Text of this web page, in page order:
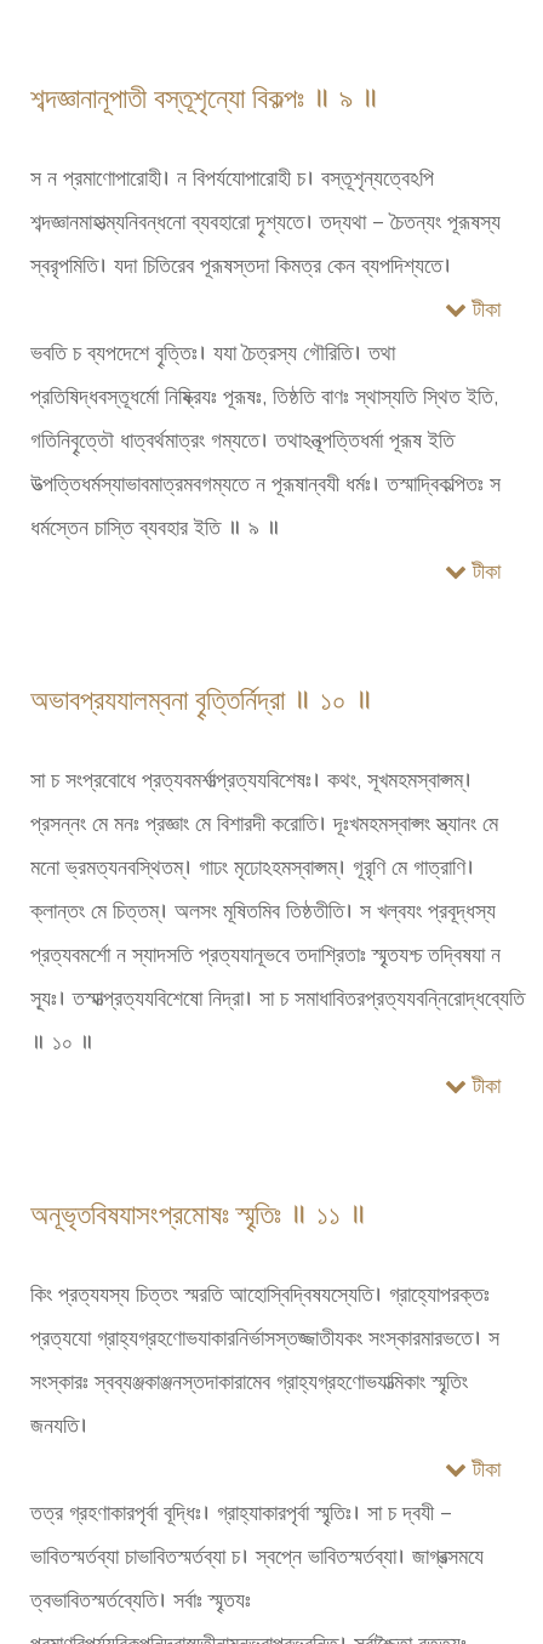
শব্দজ্ঞানানূপাতী বস্তূশৃন্যো বিকল্পঃ ॥ ৯ ॥
স ন প্রমাণোপারোহী। ন বিপর্যযোপারোহী চ। বস্তূশৃন্যত্বেঽপি
শব্দজ্ঞানমাহাত্ম্যনিবন্ধনো ব্যবহারো দৄশ্যতে। তদ্যথা – চৈতন্যং পূরূষস্য
স্বরৃপমিতি। যদা চিতিরেব পূরূষস্তদা কিমত্র কেন ব্যপদিশ্যতে।
টীকা
ভবতি চ ব্যপদেশে বৄত্তিঃ। যযা চৈত্রস্য গৌরিতি। তথা
প্রতিষিদ্ধবস্তূধর্মো নিষ্ক্রিযঃ পূরূষঃ, তিষ্ঠতি বাণঃ স্থাস্যতি স্থিত ইতি,
গতিনিবৄত্তৌ ধাত্বর্থমাত্রং গম্যতে। তথাঽনূত্পত্তিধর্মা পূরূষ ইতি
উত্পত্তিধর্মস্যাভাবমাত্রমবগম্যতে ন পূরূষান্বযী ধর্মঃ। তস্মাদ্বিকল্পিতঃ স
ধর্মস্তেন চাস্তি ব্যবহার ইতি ॥ ৯ ॥
টীকা
অভাবপ্রযযালম্বনা বৄত্তির্নিদ্রা ॥ ১০ ॥
সা চ সংপ্রবোধে প্রত্যবমর্শাত্প্রত্যযবিশেষঃ। কথং, সূখমহমস্বাপ্সম্।
প্রসন্নং মে মনঃ প্রজ্ঞাং মে বিশারদী করোতি। দূঃখমহমস্বাপ্সং স্ত্যানং মে
মনো ভ্রমত্যনবস্থিতম্। গাঢং মৃঢোঽহমস্বাপ্সম্। গূরৃণি মে গাত্রাণি।
ক্লান্তং মে চিত্তম্। অলসং মূষিতমিব তিষ্ঠতীতি। স খল্বযং প্রবূদ্ধস্য
প্রত্যবমর্শো ন স্যাদসতি প্রত্যযানূভবে তদাশ্রিতাঃ স্মৄতযশ্চ তদ্বিষযা ন
স্যূঃ। তস্মাত্প্রত্যযবিশেষো নিদ্রা। সা চ সমাধাবিতরপ্রত্যযবন্নিরোদ্ধব্যেতি
॥ ১০ ॥
টীকা
অনূভৃতবিষযাসংপ্রমোষঃ স্মৄতিঃ ॥ ১১ ॥
কিং প্রত্যযস্য চিত্তং স্মরতি আহোস্বিদ্বিষযস্যেতি। গ্রাহ্যোপরক্তঃ
প্রত্যযো গ্রাহ্যগ্রহণোভযাকারনির্ভাসস্তজ্জাতীযকং সংস্কারমারভতে। স
সংস্কারঃ স্বব্যঞ্জকাঞ্জনস্তদাকারামেব গ্রাহ্যগ্রহণোভযাত্মিকাং স্মৄতিং
জনযতি।
টীকা
তত্র গ্রহণাকারপৃর্বা বূদ্ধিঃ। গ্রাহ্যাকারপৃর্বা স্মৄতিঃ। সা চ দ্বযী –
ভাবিতস্মর্তব্যা চাভাবিতস্মর্তব্যা চ। স্বপ্নে ভাবিতস্মর্তব্যা। জাগ্রত্সমযে
ত্বভাবিতস্মর্তব্যেতি। সর্বাঃ স্মৄতযঃ